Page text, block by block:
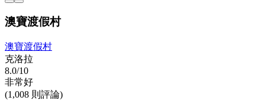
澳寶渡假村
澳寶渡假村
克洛拉
8.0/10
非常好
(1,008 則評論)